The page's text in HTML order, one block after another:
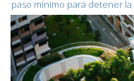
paso mínimo para detener